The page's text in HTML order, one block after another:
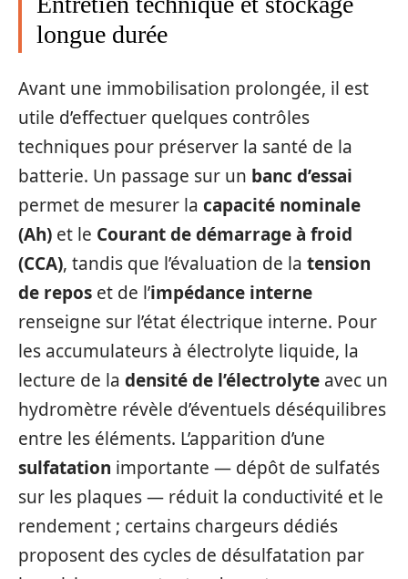
longue durée
Avant une immobilisation prolongée, il est
utile d’effectuer quelques contrôles
techniques pour préserver la santé de la
batterie. Un passage sur un banc d’essai
permet de mesurer la capacité nominale
(Ah) et le Courant de démarrage à froid
(CCA), tandis que l’évaluation de la tension
de repos et de l’impédance interne
renseigne sur l’état électrique interne. Pour
les accumulateurs à électrolyte liquide, la
lecture de la densité de l’électrolyte avec un
hydromètre révèle d’éventuels déséquilibres
entre les éléments. L’apparition d’une
sulfatation importante — dépôt de sulfatés
sur les plaques — réduit la conductivité et le
rendement ; certains chargeurs dédiés
proposent des cycles de désulfatation par